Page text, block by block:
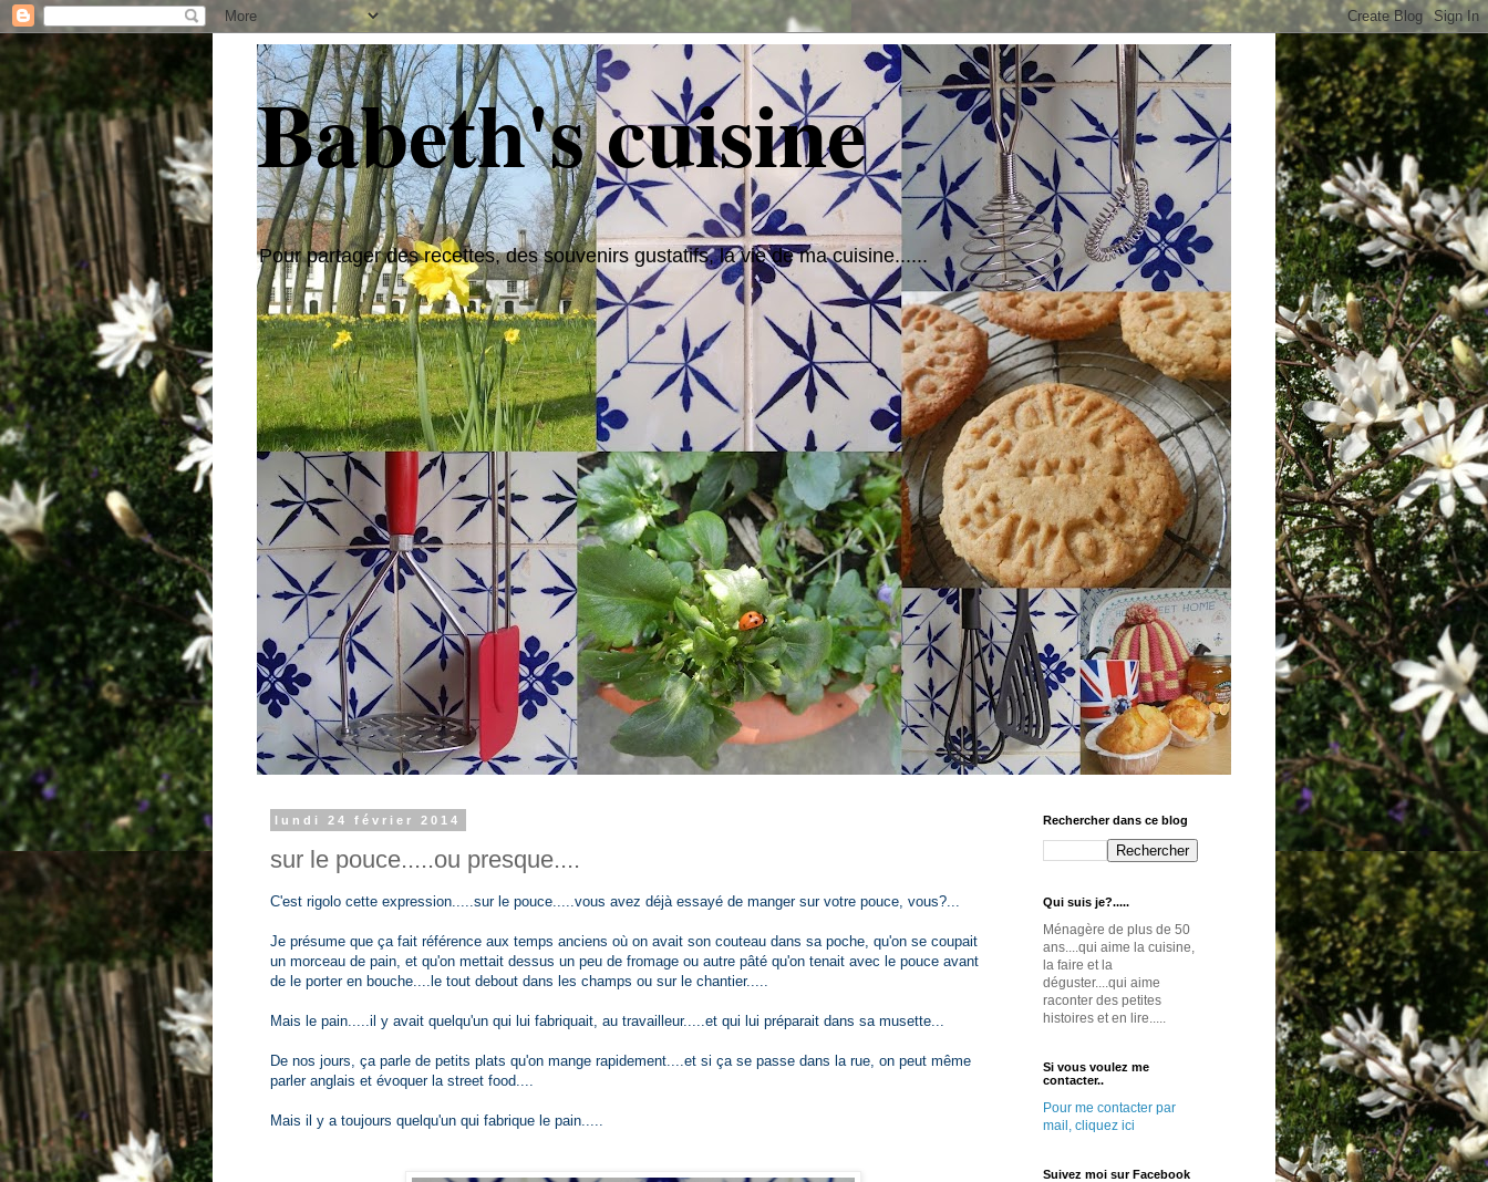
Babeth's cuisine
Pour partager des recettes, des souvenirs gustatifs, la vie de ma cuisine......
lundi 24 février 2014
sur le pouce.....ou presque....
C'est rigolo cette expression.....sur le pouce.....vous avez déjà essayé de manger sur votre pouce, vous?...
Je présume que ça fait référence aux temps anciens où on avait son couteau dans sa poche, qu'on se coupait
un morceau de pain, et qu'on mettait dessus un peu de fromage ou autre pâté qu'on tenait avec le pouce avant
de le porter en bouche....le tout debout dans les champs ou sur le chantier.....
Mais le pain.....il y avait quelqu'un qui lui fabriquait, au travailleur.....et qui lui préparait dans sa musette...
De nos jours, ça parle de petits plats qu'on mange rapidement....et si ça se passe dans la rue, on peut même
parler anglais et évoquer la street food....
Mais il y a toujours quelqu'un qui fabrique le pain.....
Rechercher dans ce blog
Qui suis je?.....
Ménagère de plus de 50
ans....qui aime la cuisine,
la faire et la
déguster....qui aime
raconter des petites
histoires et en lire.....
Si vous voulez me
contacter..
Pour me contacter par
mail, cliquez ici
Suivez moi sur Facebook